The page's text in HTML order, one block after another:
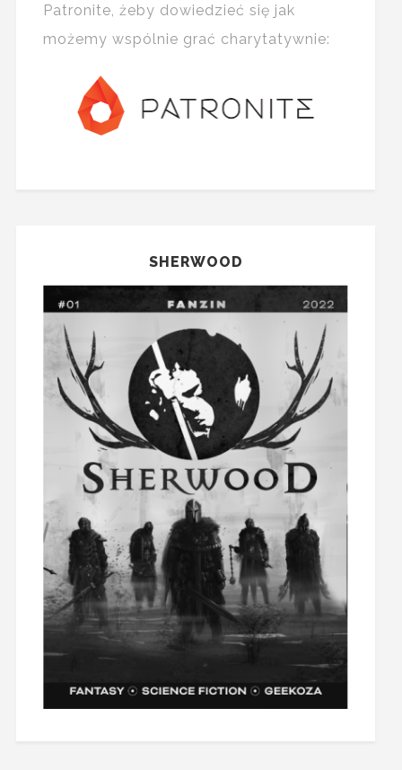
Patronite, żeby dowiedzieć się jak
możemy wspólnie grać charytatywnie:
SHERWOOD